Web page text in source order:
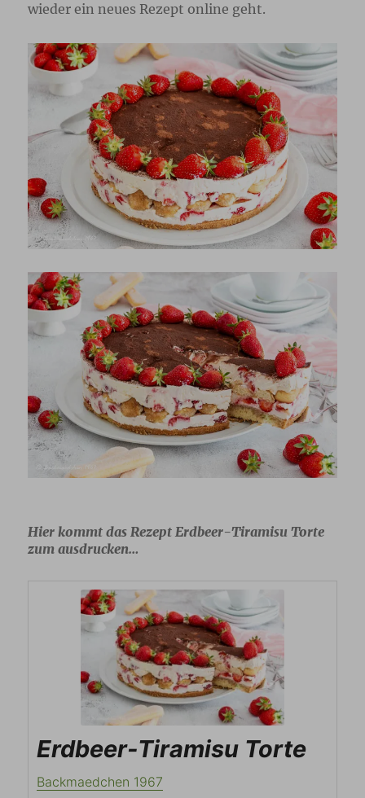
wieder ein neues Rezept online geht.
Hier kommt das Rezept Erdbeer-Tiramisu Torte
zum ausdrucken…
Erdbeer-Tiramisu Torte
Backmaedchen 1967